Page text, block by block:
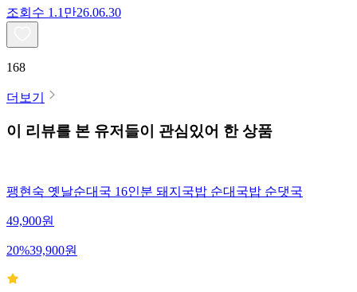
조회수 1.1만26.06.30
168
더보기
이 리뷰를 본 유저들이 관심있어 한 상품
팽현숙 옛날순대국 16인분 돼지국밥 순대국밥 순댓국
49,900원
20%39,900원